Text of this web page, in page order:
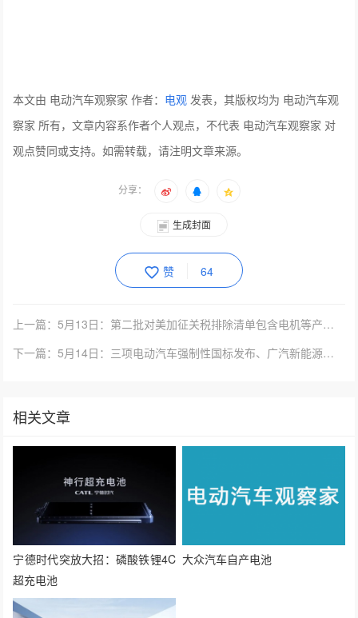
本文由 电动汽车观察家 作者： 电观 发表，其版权均为 电动汽车观
察家 所有，文章内容系作者个人观点，不代表 电动汽车观察家 对
观点赞同或支持。如需转载，请注明文章来源。
分享：
生成封面
赞 64
上一篇：5月13日：第二批对美加征关税排除清单包含电机等产品、丰田奕泽IZOA E进擎正...
下一篇：5月14日：三项电动汽车强制性国标发布、广汽新能源石墨烯电池量产测试、比亚迪汉E...
相关文章
宁德时代突放大招：磷酸铁锂4C
超充电池
大众汽车自产电池